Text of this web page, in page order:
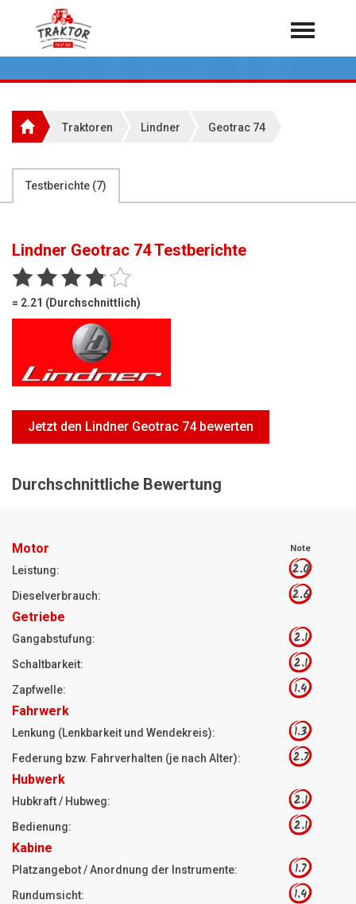
Home
Rundballenpressen
Teleskoplader
Motorsägen
Freischneider
Über 7.000 Testberichte
Traktoren Lindner Geotrac 74
Testberichte (7)
Lindner Geotrac 74Testberichte
= 2.21 (Durchschnittlich)
Jetzt den Lindner Geotrac 74 bewerten
Durchschnittliche Bewertung
Motor Note
Leistung: 2.0
Dieselverbrauch: 2.6
Getriebe
Gangabstufung: 2.1
Schaltbarkeit: 2.1
Zapfwelle: 1.4
Fahrwerk
Lenkung (Lenkbarkeit und Wendekreis): 1.3
Federung bzw. Fahrverhalten (je nach Alter): 2.7
Hubwerk
Hubkraft / Hubweg: 2.1
Bedienung: 2.1
Kabine
Platzangebot / Anordnung der Instrumente: 1.7
Rundumsicht: 1.4